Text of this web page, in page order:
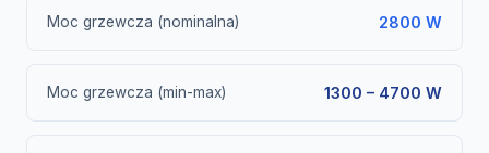
Moc grzewcza (nominalna) 2800 W
Moc grzewcza (min-max) 1300 – 4700 W